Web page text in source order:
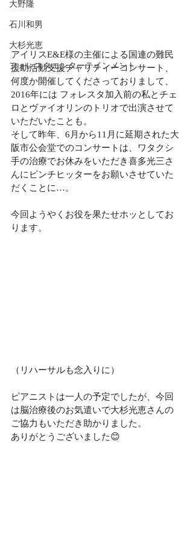
大野隆
石川和男
大杉光恵
フォレスタエンターテインメント
アイリスE&E様の主催による国連の難民
援助活動支援チャリティーコンサート、
何度か開催してくださっておりまして、
2016年には フォレスタ加入前の私とチェ
ロとヴァイオリンのトリオで出演させて
いただいたことも。
そして昨年、6月から11月に延期された大
阪市公会堂でのコンサートは、ワタクシ
手の治療でお休みをいただき喜多光三さ
んにピンチヒッターをお願いさせていた
だくことに…。
今回ようやくお役を果たせホッとしてお
ります。
（リハーサルも念入りに）
ピアニストは一人の予定でしたが、今回
は脳治療後のお気遣いで大杉光恵さんの
ご協力もいただき助かりました。
ありがとうございました😊